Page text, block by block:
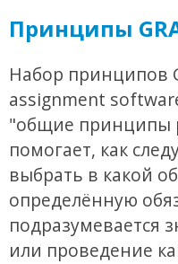
Принципы
Набор принципов
assignment
"общие принципы
помогает, как
выбрать в какой
определённую
подразумевается
или проведение